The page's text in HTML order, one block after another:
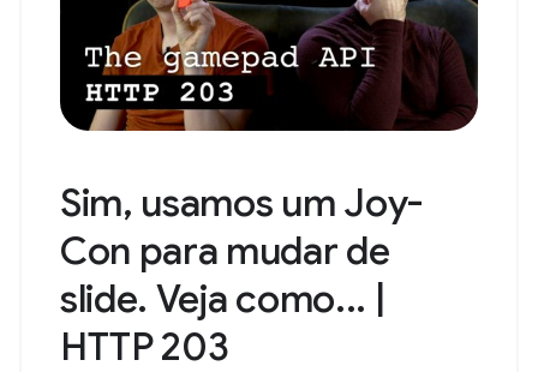
Sim, usamos um Joy-
Con para mudar de
slide. Veja como... |
HTTP 203